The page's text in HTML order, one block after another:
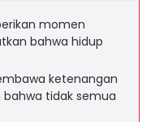
momen
bahwa hidup
ketenangan
tidak semua